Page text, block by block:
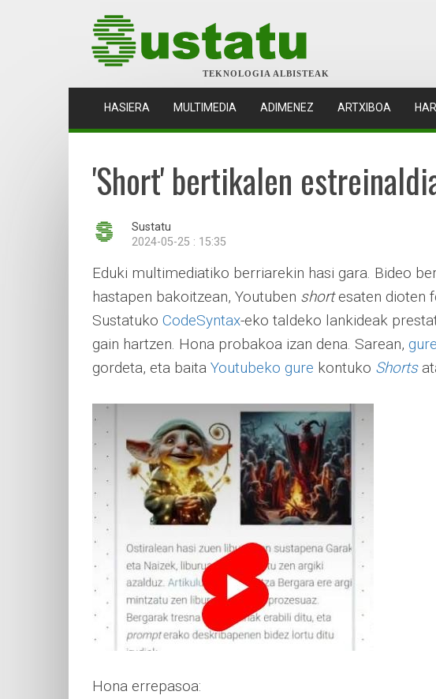
TEKNOLOGIA ALBISTEAK
HASIERA (CURRENT)
MULTIMEDIA ADIMENEZ ARTXIBOA
'Short' bertikalen
Sustatu
2024-05-25 : 15:35
Eduki multimediatiko berriarekin hasi gara. Bideo
hastapen bakoitzean, Youtuben shortesaten dioten
Sustatuko CodeSyntax-eko taldeko lankideak
gain hartzen. Hona probakoa izan dena. Sarean,
gordeta, eta baita Youtubeko gure kontuko Shorts
Hona errepasoa: